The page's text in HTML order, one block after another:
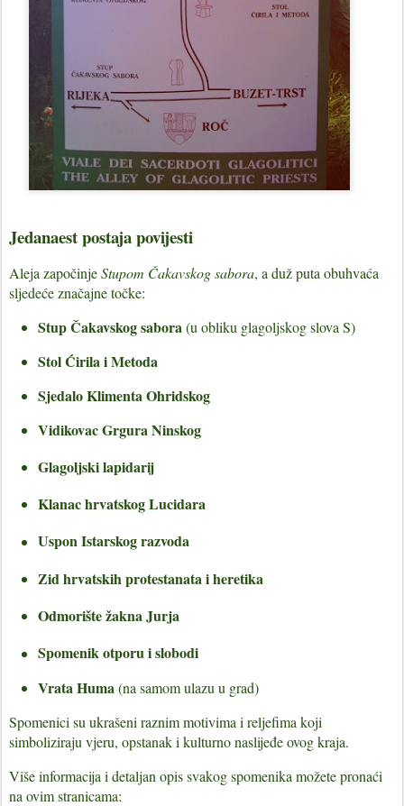
Jedanaest postaja povijesti
Aleja započinjeStupom Čakavskog sabora, a duž puta obuhvaća
sljedeće značajne točke:
Stup Čakavskog sabora(u obliku glagoljskog slova S)
Stol Ćirila i Metoda
SjedaloKlimenta Ohridskog
Vidikovac Grgura Ninskog
Glagoljski lapidarij
Klanac hrvatskog Lucidara
Uspon Istarskog razvoda
Zid hrvatskih protestanata i heretika
Odmorište žakna Jurja
Spomenik otporu i slobodi
Vrata Huma(na samom ulazu u grad)
Spomenici su ukrašeni raznim motivima i reljefima koji
simboliziraju vjeru, opstanak i kulturno naslijeđe ovog kraja.
Više informacija i detaljan opis svakog spomenika možete pronaći
na ovim stranicama: